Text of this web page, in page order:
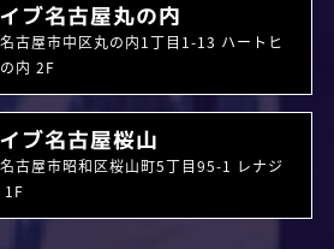
ブ名古屋丸の内
古屋市中区丸の内1丁目1-13 ハートヒ
内 2F
ブ名古屋桜山
古屋市昭和区桜山町5丁目95-1 レナジ
1F